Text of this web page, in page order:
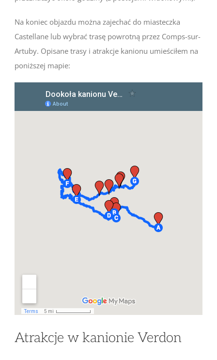
Na koniec objazdu można zajechać do miasteczka
Castellane lub wybrać trasę powrotną przez Comps-sur-
Artuby. Opisane trasy i atrakcje kanionu umieściłem na
poniższej mapie:
Atrakcje w kanionie Verdon